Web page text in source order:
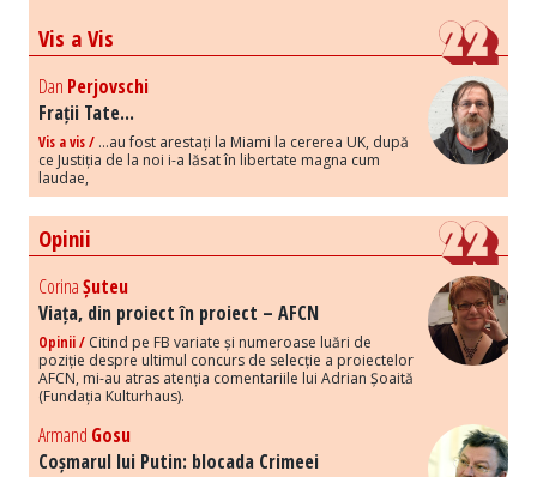
Vis a Vis
Dan Perjovschi
Frații Tate...
Vis a vis / ...au fost arestați la Miami la cererea UK, după
ce Justiția de la noi i-a lăsat în libertate magna cum
laudae,
Opinii
CorinaȘuteu
Viața, din proiect în proiect – AFCN
Opinii / Citind pe FB variate și numeroase luări de
poziție despre ultimul concurs de selecție a proiectelor
AFCN, mi-au atras atenția comentariile lui Adrian Șoaită
(Fundația Kulturhaus).
Armand Gosu
Coșmarul lui Putin: blocada Crimeei